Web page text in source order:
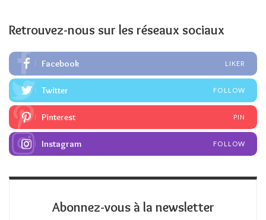
Retrouvez-nous sur les réseaux sociaux
Facebook LIKER
Twitter FOLLOW
Pinterest PIN
Instagram FOLLOW
Abonnez-vous à la newsletter